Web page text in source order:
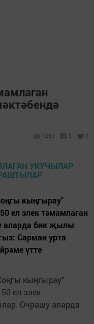
1254 0 0
кыңгырау"
ел элек тәмамлаган
аларда бик җылы
Сарман урта
үтте
кыңгырау"
ел элек
Очрашу аларда